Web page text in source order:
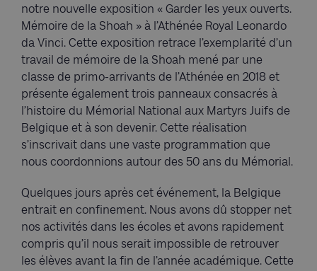
notre nouvelle exposition « Garder les yeux ouverts.
Mémoire de la Shoah » à l’Athénée Royal Leonardo
da Vinci. Cette exposition retrace l’exemplarité d’un
travail de mémoire de la Shoah mené par une
classe de primo-arrivants de l’Athénée en 2018 et
présente également trois panneaux consacrés à
l’histoire du Mémorial National aux Martyrs Juifs de
Belgique et à son devenir. Cette réalisation
s’inscrivait dans une vaste programmation que
nous coordonnions autour des 50 ans du Mémorial.
Quelques jours après cet événement, la Belgique
entrait en confinement. Nous avons dû stopper net
nos activités dans les écoles et avons rapidement
compris qu’il nous serait impossible de retrouver
les élèves avant la fin de l’année académique. Cette